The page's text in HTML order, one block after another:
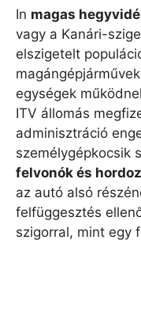
In magas
vagy a Kanári-
elszigetelt
egységek
ITV állomás
adminisztráció
személygépkocsik
felvonók és
az autó alsó
felfüggesztés
szigorral, mint egy